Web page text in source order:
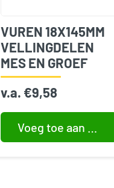
VUREN 18X145MM
VELLINGDELEN
MES EN GROEF
v.a. €9,58
Voeg toe aan winkelwagen